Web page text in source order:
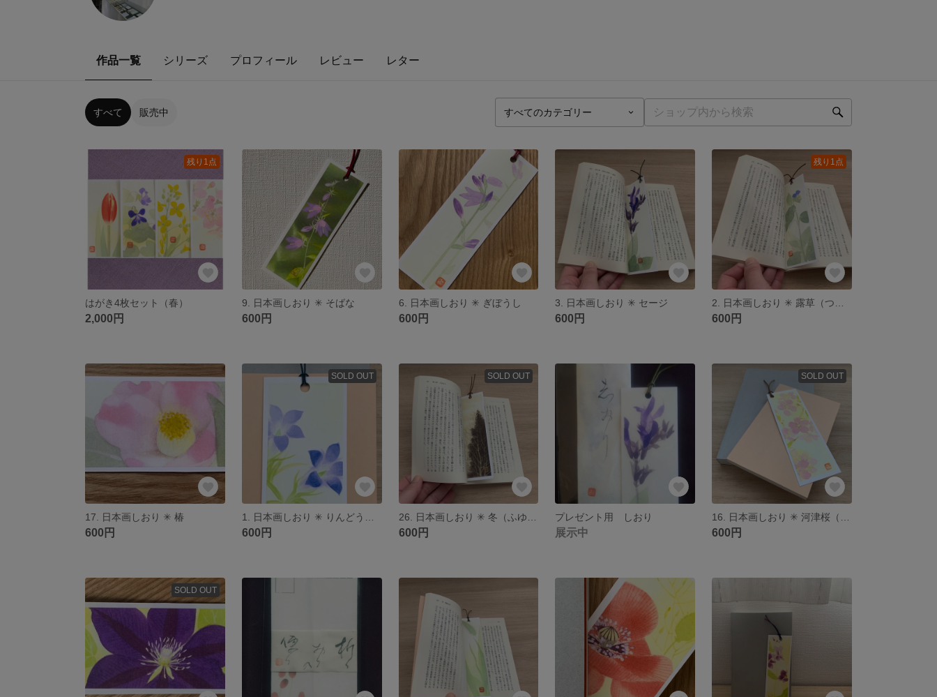
作品一覧 シリーズ プロフィール レビュー レター
すべて 販売中
残り1点
はがき4枚セット（春）
2,000円
9. 日本画しおり ✳︎ そばな
600円
6. 日本画しおり ✳︎ ぎぼうし
600円
3. 日本画しおり ✳︎ セージ
600円
残り1点
600円
17. 日本画しおり ✳︎ 椿
600円
SOLD OUT
600円
SOLD OUT
600円
プレゼント用 しおり
展示中
SOLD OUT
600円
SOLD OUT